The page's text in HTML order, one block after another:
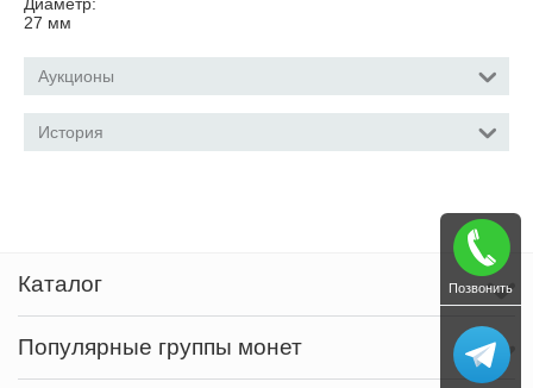
27 мм
Аукционы
История
Каталог
Популярные группы монет
Позвонить